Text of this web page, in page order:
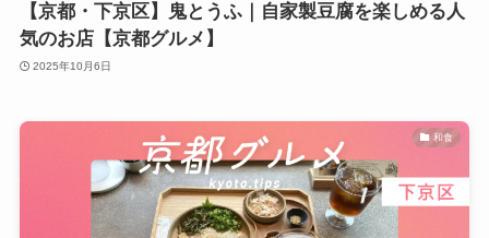
【京都・下京区】鬼とうふ｜自家製豆腐を楽しめる人
気のお店【京都グルメ】
2025年10月6日
和食